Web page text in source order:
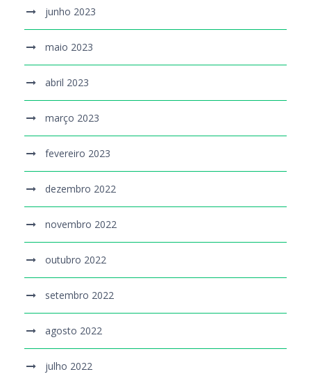
junho 2023
maio 2023
abril 2023
março 2023
fevereiro 2023
dezembro 2022
novembro 2022
outubro 2022
setembro 2022
agosto 2022
julho 2022